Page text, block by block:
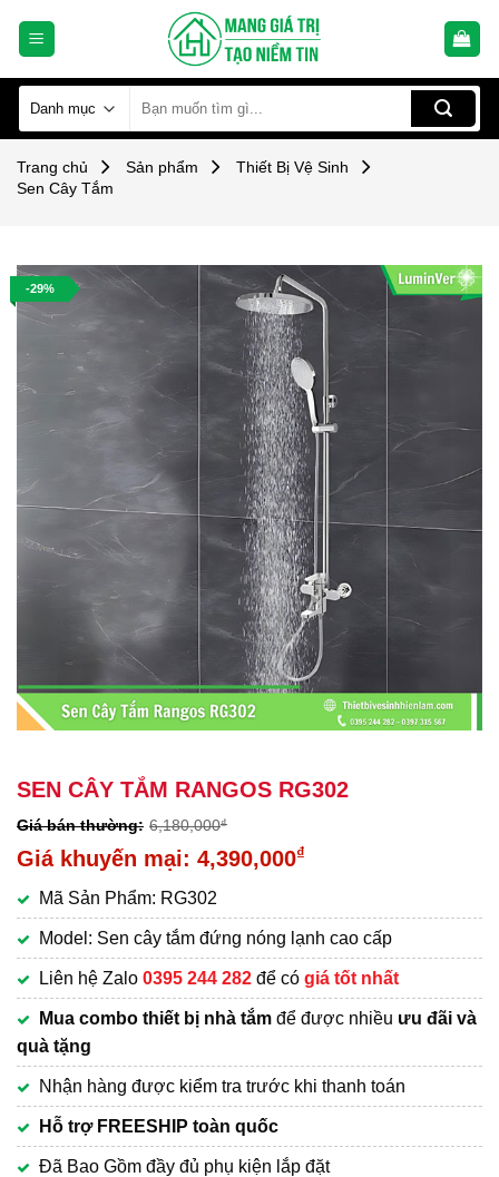
kiếm:
Trang chủ Sản phẩm
Thiết Bị Vệ Sinh
Sen Cây Tắm
-29%
SEN CÂY TẮM RANGOS RG302
6,180,000₫
Giá
là:
6,180,000₫.
4,390,000₫
hiện
tại
là:
4,390,000₫.
Mã Sản Phẩm: RG302
Model: Sen cây tắm đứng nóng lạnh cao cấp
Liên hệ Zalo 0395 244 282 để có giá tốt nhất
Mua combo thiết bị nhà tắm để được nhiều ưu đãi và
quà tặng
Nhận hàng được kiểm tra trước khi thanh toán
Hỗ trợ FREESHIP toàn quốc
Đã Bao Gồm đầy đủ phụ kiện lắp đặt